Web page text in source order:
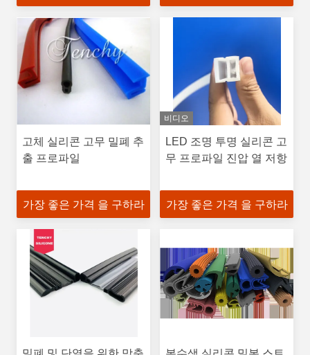
고체 실리콘 고무 밀폐 추
출 프로파일
가장 좋은 가격 을 구하라
비디오
LED 조명 투명 실리콘 고
무 프로파일 진압 열 저항
가장 좋은 가격 을 구하라